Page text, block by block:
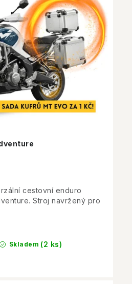
Skladem (2 ks)
cestovní enduro
Stroj navržený pro